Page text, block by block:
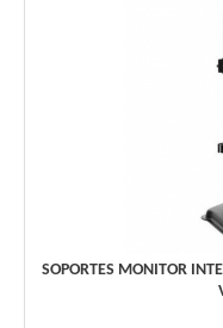
SOPORTES MONITOR